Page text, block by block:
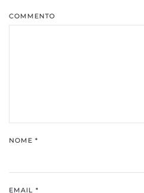
COMMENTO
NOME *
EMAIL *